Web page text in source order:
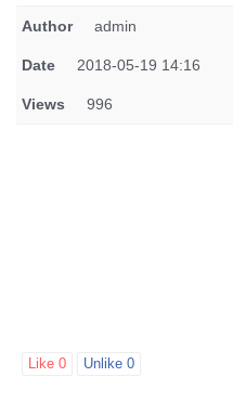
Author admin
Date 2018-05-19 14:16
Views 996
Like 0 Unlike 0